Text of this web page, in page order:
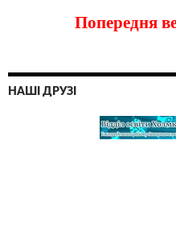
Попередня
НАШІ ДРУЗІ